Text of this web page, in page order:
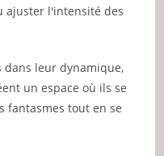
ajuster l'intensité des
dans leur dynamique,
un espace où ils se
fantasmes tout en se